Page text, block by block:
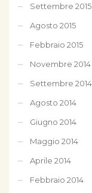
Settembre 2015
Agosto 2015
Febbraio 2015
Novembre 2014
Settembre 2014
Agosto 2014
Giugno 2014
Maggio 2014
Aprile 2014
Febbraio 2014